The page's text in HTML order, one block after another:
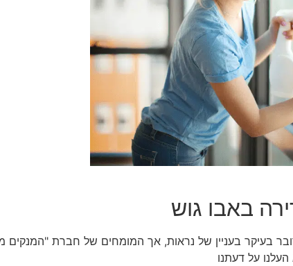
באבו גוש
בעיקר בעניין של נראות, אך המומחים של חברת "המנקים
על דעתנו